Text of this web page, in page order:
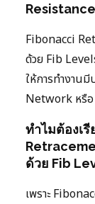
Fibonacci
ด้วย Fib
ให้การทำงานมี
Network หรื
ทำไมต้องเ
ด้วย Fib
เพราะ